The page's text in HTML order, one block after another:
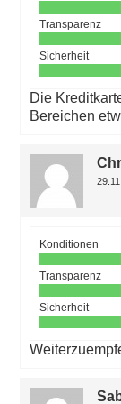
Transparenz
Sicherheit
Die
Bereichen
Konditionen
Transparenz
Sicherheit